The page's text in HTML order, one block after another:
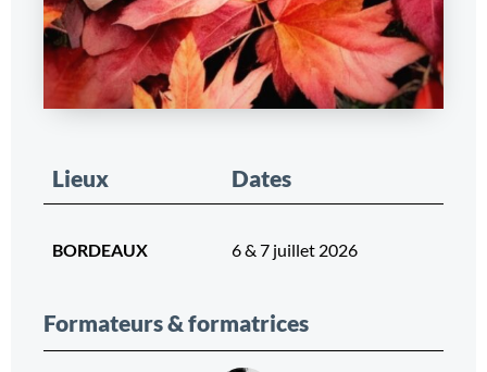
Lieux Dates
BORDEAUX 6 & 7 juillet 2026
Formateurs & formatrices